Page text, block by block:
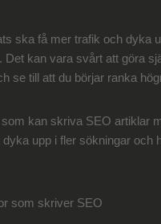
ska få mer trafik och dyka
Det kan vara svårt att göra
se till att du börjar ranka
kan skriva SEO artiklar
upp i fler sökningar